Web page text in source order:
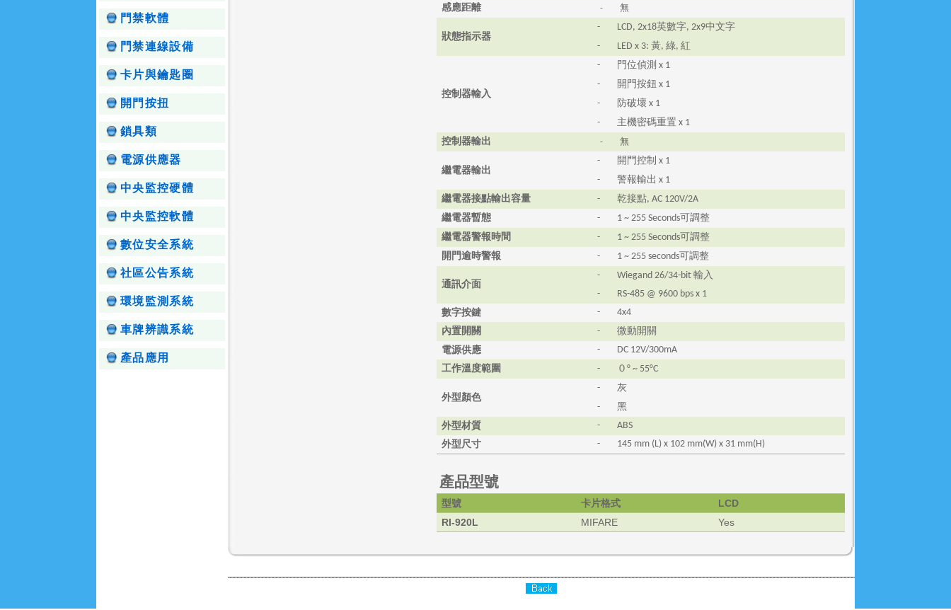
門禁軟體
門禁連線設備
卡片與鑰匙圈
開門按扭
鎖具類
電源供應器
中央監控硬體
中央監控軟體
數位安全系統
社區公告系統
環境監測系統
車牌辨識系統
產品應用
感應距離 - 無
狀態指示器
- LCD, 2x18英數字, 2x9中文字
-
LED x 3:黃,綠,紅
控制器輸入
- 門位偵測 x 1
-
開門按鈕 x 1
-
防破壞 x 1
-
主機密碼重置 x 1
控制器輸出
- 無
繼電器輸出
- 開門控制 x 1
-
警報輸出 x 1
繼電器接點輸出容量
- 乾接點, AC 120V/2A
繼電器暫態
- 1 ~ 255 Seconds可調整
繼電器警報時間
- 1 ~ 255 Seconds可調整
開門逾時警報
- 1 ~ 255 seconds可調整
通訊介面
- Wiegand 26/34-bit輸入
-
RS-485 @ 9600 bps x 1
數字按鍵
-
4x4
內置開關
-
微動開關
電源供應
-
DC 12V/300mA
工作溫度範圍
- ０° ~ 55°C
外型顏色
-
灰
-
黑
外型材質
-
ABS
外型尺寸
- 145 mm (L) x 102 mm(W) x 31 mm(H)
產品型號
型號 卡片格式
LCD
RI-920L
MIFARE Yes